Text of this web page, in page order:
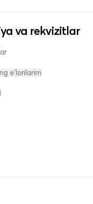
va rekvizitlar
e'lonlarim